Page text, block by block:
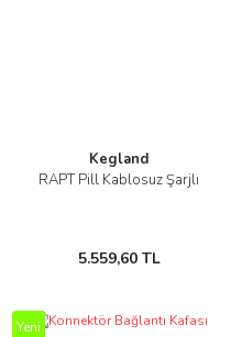
Kegland
RAPT Pill Kablosuz Şarjlı
5.559,60 TL
Yeni